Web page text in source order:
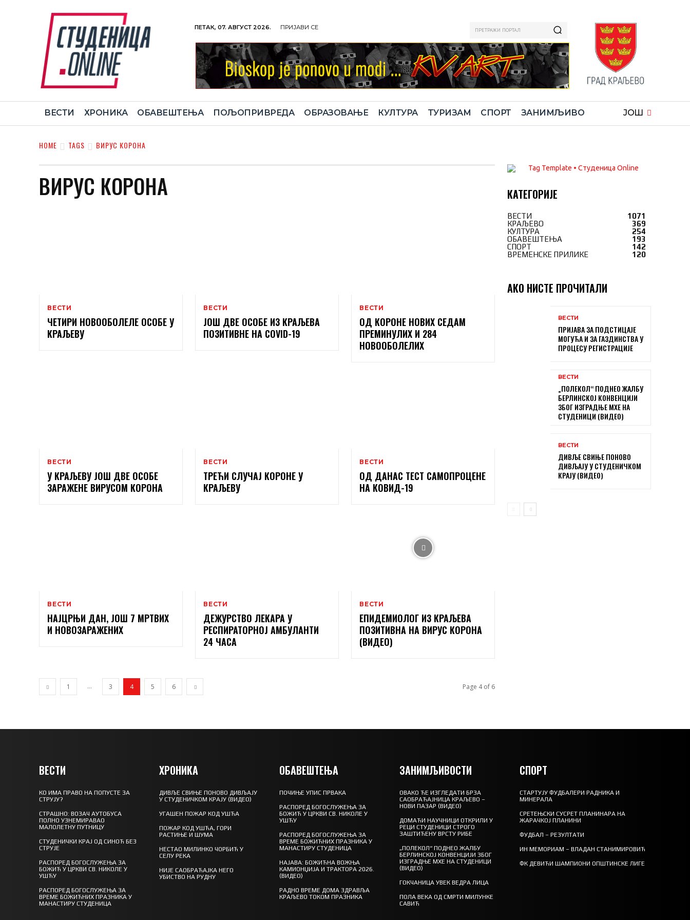
ПЕТАК, 07. АВГУСТ 2026. ПРИЈАВИ СЕ ПРЕТРАЖИ ПОРТАЛ
ВЕСТИ ХРОНИКА ОБАВЕШТЕЊА ПОЉОПРИВРЕДА ОБРАЗОВАЊЕ КУЛТУРА TУРИЗАМ СПОРТ ЗАНИМЉИВО ЈОШ
HOME TAGS ВИРУС КОРОНА
ВИРУС КОРОНА
ВЕСТИ
ЧЕТИРИ НОВООБОЛЕЛЕ ОСОБЕ У
КРАЉЕВУ
ВЕСТИ
ЈОШ ДВЕ ОСОБЕ ИЗ КРАЉЕВА
ПОЗИТИВНЕ НА COVID-19
ВЕСТИ
ОД КОРОНЕ НОВИХ СЕДАМ
ПРЕМИНУЛИХ И 284
НОВООБОЛЕЛИХ
ВЕСТИ
У КРАЉЕВУ ЈОШ ДВЕ ОСОБЕ
ЗАРАЖЕНЕ ВИРУСОМ КОРОНА
ВЕСТИ
ТРЕЋИ СЛУЧАЈ КОРОНЕ У
КРАЉЕВУ
ВЕСТИ
ОД ДАНАС ТЕСТ САМОПРОЦЕНЕ
НА КОВИД-19
ВЕСТИ
НАЈЦРЊИ ДАН, ЈОШ 7 МРТВИХ
И НОВОЗАРАЖЕНИХ
ВЕСТИ
ДЕЖУРСТВО ЛЕКАРА У
РЕСПИРАТОРНОЈ АМБУЛАНТИ
24 ЧАСА
ВЕСТИ
ЕПИДЕМИОЛОГ ИЗ КРАЉЕВА
ПОЗИТИВНА НА ВИРУС КОРОНА
(ВИДЕО)
1 ... 3 4 5 6 Page 4 of 6
КАТЕГОРИЈЕ
ВЕСТИ
1071
КРАЉЕВО
369
КУЛТУРА
254
ОБАВЕШТЕЊА
193
СПОРТ
142
ВРЕМЕНСКЕ ПРИЛИКЕ
120
АКО НИСТЕ ПРОЧИТАЛИ
ВЕСТИ
ПРИЈАВА ЗА ПОДСТИЦАЈЕ
МОГУЋА И ЗА ГАЗДИНСТВА У
ПРОЦЕСУ РЕГИСТРАЦИЈЕ
ВЕСТИ
„ПОЛЕКОЛ“ ПОДНЕО ЖАЛБУ
БЕРЛИНСКОЈ КОНВЕНЦИЈИ
ЗБОГ ИЗГРАДЊЕ МХЕ НА
СТУДЕНИЦИ (ВИДЕО)
ВЕСТИ
ДИВЉЕ СВИЊЕ ПОНОВО
ДИВЉАЈУ У СТУДЕНИЧКОМ
КРАЈУ (ВИДЕО)
ВЕСТИ
КО ИМА ПРАВО НА ПОПУСТЕ ЗА
СТРУЈУ?
СТРАШНО: ВОЗАЧ АУТОБУСА
ПОЛНО УЗНЕМИРАВАО
МАЛОЛЕТНУ ПУТНИЦУ
СТУДЕНИЧКИ КРАЈ ОД СИНОЋ БЕЗ
СТРУЈЕ
РАСПОРЕД БОГОСЛУЖЕЊА ЗА
БОЖИЋ У ЦРКВИ СВ. НИКОЛЕ У
УШЋУ
РАСПОРЕД БОГОСЛУЖЕЊА ЗА
ВРЕМЕ БОЖИЋНИХ ПРАЗНИКА У
МАНАСТИРУ СТУДЕНИЦА
ХРОНИКА
ДИВЉЕ СВИЊЕ ПОНОВО ДИВЉАЈУ
У СТУДЕНИЧКОМ КРАЈУ (ВИДЕО)
УГАШЕН ПОЖАР КОД УШЋА
ПОЖАР КОД УШЋА, ГОРИ
РАСТИЊЕ И ШУМА
НЕСТАО МИЛИНКО ЧОРБИЋ У
СЕЛУ РЕКА
НИЈЕ САОБРАЋАЈКА НЕГО
УБИСТВО НА РУДНУ
ОБАВЕШТЕЊА
ПОЧИЊЕ УПИС ПРВАКА
РАСПОРЕД БОГОСЛУЖЕЊА ЗА
БОЖИЋ У ЦРКВИ СВ. НИКОЛЕ У
УШЋУ
РАСПОРЕД БОГОСЛУЖЕЊА ЗА
ВРЕМЕ БОЖИЋНИХ ПРАЗНИКА У
МАНАСТИРУ СТУДЕНИЦА
НАЈАВА: БОЖИЋНА ВОЖЊА
КАМИОНЏИЈА И ТРАКТОРА 2026.
(ВИДЕО)
РАДНО ВРЕМЕ ДОМА ЗДРАВЉА
КРАЉЕВО ТОКОМ ПРАЗНИКА
ЗАНИМЉИВОСТИ
ОВАКО ЋЕ ИЗГЛЕДАТИ БРЗА
САОБРАЋАЈНИЦА КРАЉЕВО –
НОВИ ПАЗАР (ВИДЕО)
ДОМАЋИ НАУЧНИЦИ ОТКРИЛИ У
РЕЦИ СТУДЕНИЦИ СТРОГО
ЗАШТИЋЕНУ ВРСТУ РИБЕ
„ПОЛЕКОЛ“ ПОДНЕО ЖАЛБУ
БЕРЛИНСКОЈ КОНВЕНЦИЈИ ЗБОГ
ИЗГРАДЊЕ МХЕ НА СТУДЕНИЦИ
(ВИДЕО)
ГОКЧАНИЦА УВЕК ВЕДРА ЛИЦА
ПОЛА ВЕКА ОД СМРТИ МИЛУНКЕ
САВИЋ
СПОРТ
СТАРТУЈУ ФУДБАЛЕРИ РАДНИКА И
МИНЕРАЛА
СРЕТЕЊСКИ СУСРЕТ ПЛАНИНАРА НА
ЖАРАЧКОЈ ПЛАНИНИ
ФУДБАЛ – РЕЗУЛТАТИ
ИН МЕМОРИАМ – ВЛАДАН СТАНИМИРОВИЋ
ФК ДЕВИЋИ ШАМПИОНИ ОПШТИНСКЕ ЛИГЕ